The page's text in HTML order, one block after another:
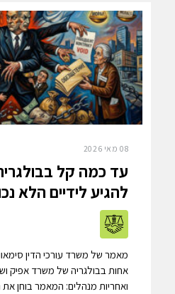
08 מאי 2026
עד כמה קל
להגיע לידיים הלא
מאמר של משרד עורכי הדין
אחות בבולגריה של משרד אפיק
ואחריות מנהלים: המאמר בוחן